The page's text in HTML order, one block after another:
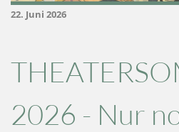
22. Juni 2026
2026 - Nur